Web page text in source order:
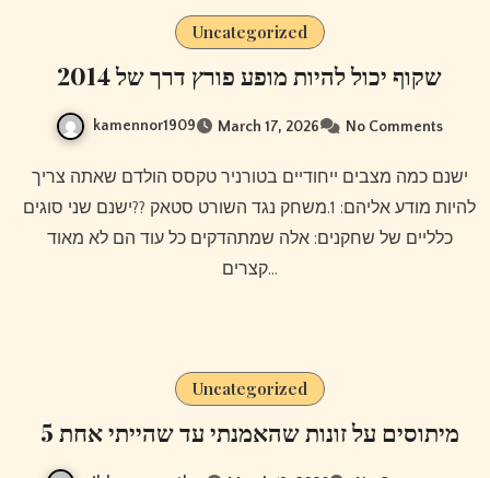
Uncategorized
שקוף יכול להיות מופע פורץ דרך של 2014
kamennor1909 March 17, 2026 No Comments
ישנם כמה מצבים ייחודיים בטורניר טקסס הולדם שאתה צריך
להיות מודע אליהם: 1.משחק נגד השורט סטאק ??ישנם שני סוגים
כלליים של שחקנים: אלה שמתהדקים כל עוד הם לא מאוד
קצרים…
Uncategorized
5 מיתוסים על זונות שהאמנתי עד שהייתי אחת